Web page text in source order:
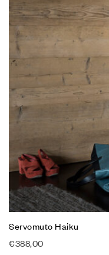
Servomuto Haiku
€388,00